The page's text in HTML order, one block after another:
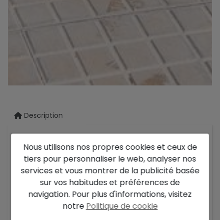
Description
Dénia, située dans le quartier résidentiel
recherché de Tossal Gros, au pied du Montgó et
bénéficiant du soleil toute l’année. Un
emplacement calmeet très pratique, idéal aussi
bien comme résidence principale que pour des
séjours de vacances. La propriété est prête à
Nous utilisons nos propres cookies et ceux de
tiers pour personnaliser le web, analyser nos
services et vous montrer de la publicité basée
sur vos habitudes et préférences de
navigation. Pour plus d'informations, visitez
notre Politique de cookie